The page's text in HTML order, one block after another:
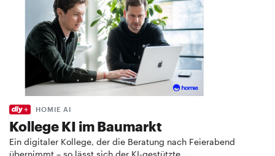
HOMIE AI
Kollege KI im Baumarkt
Ein digitaler Kollege, der die Beratung nach Feierabend